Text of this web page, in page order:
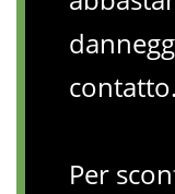
contatto.
Per